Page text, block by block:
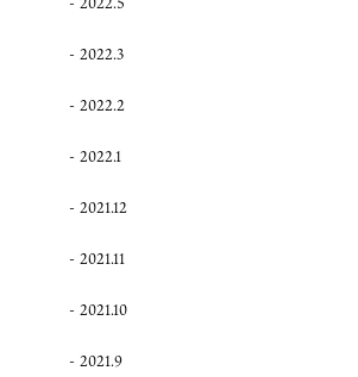
2022.3
2022.2
2022.1
2021.12
2021.11
2021.10
2021.9